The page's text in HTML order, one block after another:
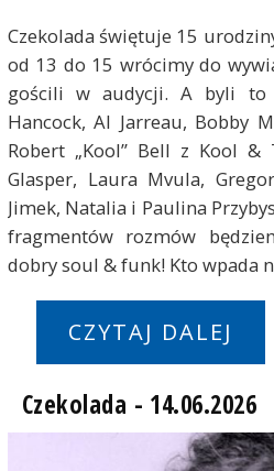
Czekolada świętuje 15
od 13 do 15 wrócimy do
gościli w audycji. A byli to
Hancock, Al Jarreau, Bobby
Robert „Kool” Bell z Kool &
Glasper, Laura Mvula,
Jimek, Natalia i Paulina
fragmentów rozmów
dobry soul & funk! Kto wpada
CZYTAJ DALEJ
Czekolada - 14.06.2026